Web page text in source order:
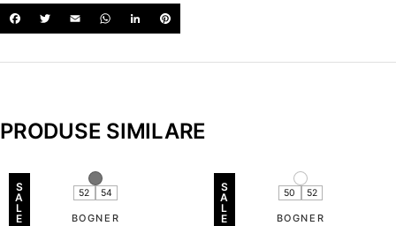
PRODUSE SIMILARE
S
A
L
E
52 54
BOGNER
S
A
L
E
50 52
BOGNER